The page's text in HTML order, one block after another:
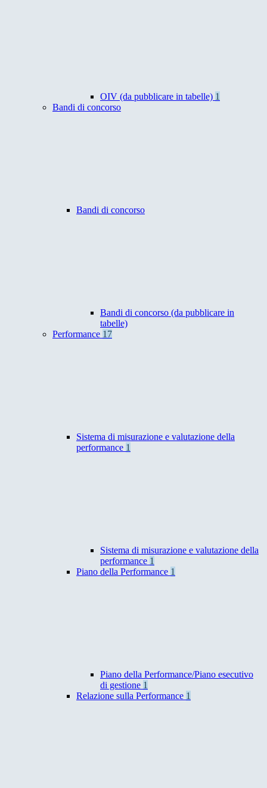
OIV (da pubblicare in tabelle) 1
Bandi di concorso
Bandi di concorso
Bandi di concorso (da pubblicare in
tabelle)
Performance 17
Sistema di misurazione e valutazione della
performance 1
Sistema di misurazione e valutazione della
performance 1
Piano della Performance 1
Piano della Performance/Piano esecutivo
di gestione 1
Relazione sulla Performance 1